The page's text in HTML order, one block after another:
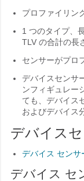
プロファイリン
1 つのタイプ、
TLV の合計の長
センサーがプロ
デバイスセンサ
ンフィギュレー
ても、デバイス
およびデバイス
デバイス
デバイス センサ
デバイス セ